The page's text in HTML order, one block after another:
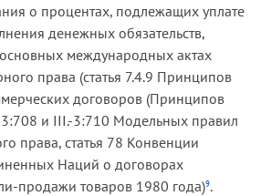
о процентах, подлежащих уплате
денежных обязательств,
международных актах
права (статья 7.4.9 Принципов
договоров (Принципов
и III.-3:710 Модельных правил
права, статья 78 Конвенции
Наций о договорах
продажи товаров 1980 года)9.